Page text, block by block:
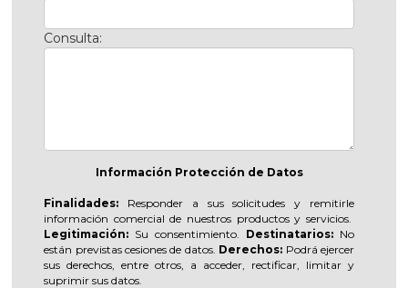
Consulta:
Información Protección de Datos
Finalidades: Responder a sus solicitudes y remitirle
información comercial de nuestros productos y servicios.
Legitimación: Su consentimiento. Destinatarios:No
están previstas cesiones de datos. Derechos: Podrá ejercer
sus derechos, entre otros, a acceder, rectificar, limitar y
suprimir sus datos.